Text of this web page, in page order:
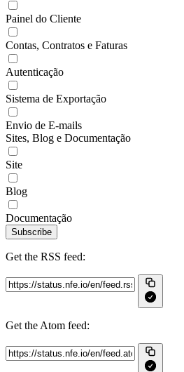
Painel do Cliente
Contas, Contratos e Faturas
Autenticação
Sistema de Exportação
Envio de E-mails
Sites, Blog e Documentação
Site
Blog
Documentação
Subscribe
Get the RSS feed:
Get the Atom feed: